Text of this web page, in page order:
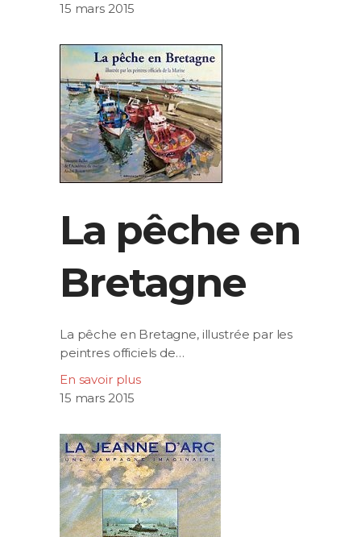
15 mars 2015
La pêche en
Bretagne
La pêche en Bretagne, illustrée par les
peintres officiels de…
En savoir plus
15 mars 2015